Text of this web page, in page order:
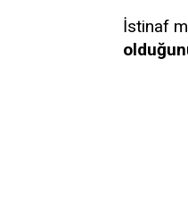
İstinaf